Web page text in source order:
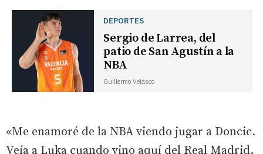
DEPORTES
Sergio de Larrea, del
patio de San Agustín a la
NBA
Guillermo Velasco
«Me enamoré de la NBA viendo jugar a Doncic.
Veía a Luka cuando vino aquí del Real Madrid.